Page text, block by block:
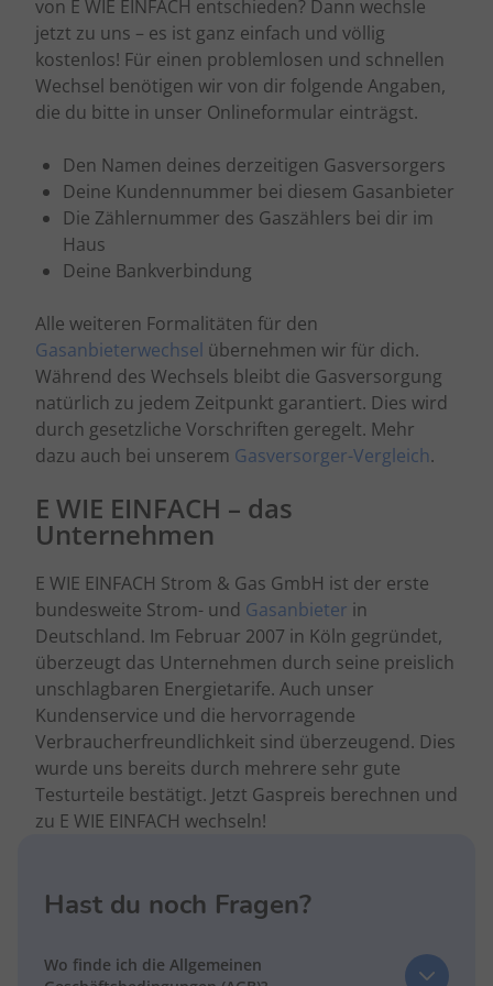
von E WIE EINFACH entschieden? Dann wechsle
jetzt zu uns – es ist ganz einfach und völlig
kostenlos! Für einen problemlosen und schnellen
Wechsel benötigen wir von dir folgende Angaben,
die du bitte in unser Onlineformular einträgst.
Den Namen deines derzeitigen Gasversorgers
Deine Kundennummer bei diesem Gasanbieter
Die Zählernummer des Gaszählers bei dir im
Haus
Deine Bankverbindung
Alle weiteren Formalitäten für den
Gasanbieterwechsel übernehmen wir für dich.
Während des Wechsels bleibt die Gasversorgung
natürlich zu jedem Zeitpunkt garantiert. Dies wird
durch gesetzliche Vorschriften geregelt. Mehr
dazu auch bei unserem Gasversorger-Vergleich.
E WIE EINFACH – das
Unternehmen
E WIE EINFACH Strom & Gas GmbH ist der erste
bundesweite Strom- und Gasanbieter in
Deutschland. Im Februar 2007 in Köln gegründet,
überzeugt das Unternehmen durch seine preislich
unschlagbaren Energietarife. Auch unser
Kundenservice und die hervorragende
Verbraucherfreundlichkeit sind überzeugend. Dies
wurde uns bereits durch mehrere sehr gute
Testurteile bestätigt. Jetzt Gaspreis berechnen und
zu E WIE EINFACH wechseln!
Hast du noch Fragen?
Wo finde ich die Allgemeinen